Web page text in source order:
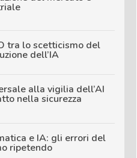
tra lo scetticismo del
dell’IA
alla vigilia dell’AI
nella sicurezza
e IA: gli errori del
ripetendo